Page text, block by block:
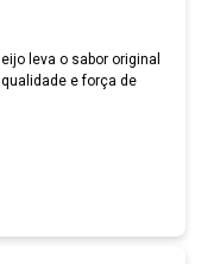
leva o sabor original
e força de